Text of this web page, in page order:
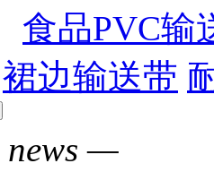
食品PVC输
裙边输送带
—